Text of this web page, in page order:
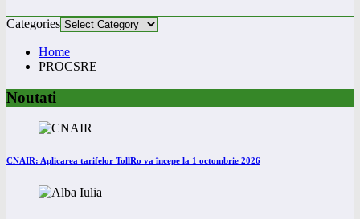
Categories
Home
PROCSRE
Noutati
CNAIR: Aplicarea tarifelor TollRo va începe la 1 octombrie 2026